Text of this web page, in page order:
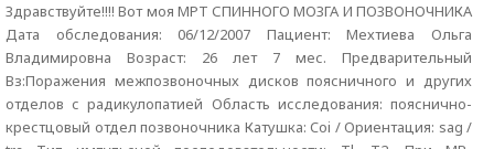
Здравствуйте!!!! Вот моя МРТ СПИННОГО МОЗГА И ПОЗВОНОЧНИКА
Дата обследования: 06/12/2007 Пациент: Мехтиева Ольга
Владимировна Возраст: 26 лет 7 мес. Предварительный
Вз:Поражения межпозвоночных дисков поясничного и других
отделов с радикулопатией Область исследования: пояснично-
крестцовый отдел позвоночника Катушка: Coi / Ориентация: sag /